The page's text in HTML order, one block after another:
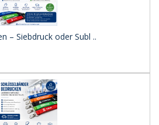
– Siebdruck oder Subl ..